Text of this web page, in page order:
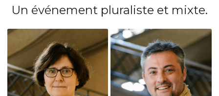
Un événement pluraliste et mixte.